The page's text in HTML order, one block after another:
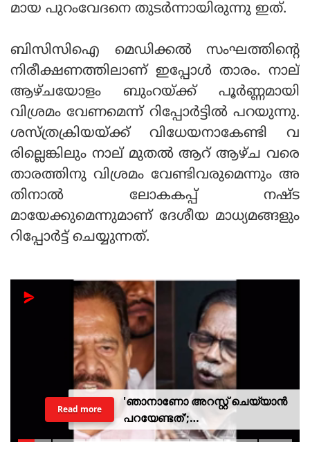
മായ പുറംവേദനെ തുടര്‍ന്നായിരുന്നു ഇത്.
ബിസിസിഐ മെഡിക്കല്‍ സംഘത്തിന്റെ
നിരീക്ഷണത്തിലാണ് ഇപ്പോള്‍ താരം. നാല്
ആഴ്ചയോളം ബുംറയ്ക്ക് പൂര്‍ണ്ണമായി
വിശ്രമം വേണമെന്ന് റിപ്പോര്‍ട്ടില്‍ പറയുന്നു.
ശസ്ത്രക്രിയയ്ക്ക് വിധേയനാകേണ്ടി വ
രില്ലെങ്കിലും നാല് മുതല്‍ ആറ് ആഴ്ച വരെ
താരത്തിനു വിശ്രമം വേണ്ടിവരുമെന്നും അ
തിനാല്‍ ലോകകപ്പ് നഷ്ട
മായേക്കുമെന്നുമാണ് ദേശീയ മാധ്യമങ്ങളും
റിപ്പോര്‍ട്ട് ചെയ്യുന്നത്.
'ഞാനാണോ അറസ്റ്റ് ചെയ്യാൻ
പറയേണ്ടത്';
ടി.ജി.മോഹൻദാസിനെതിരായ
Read more